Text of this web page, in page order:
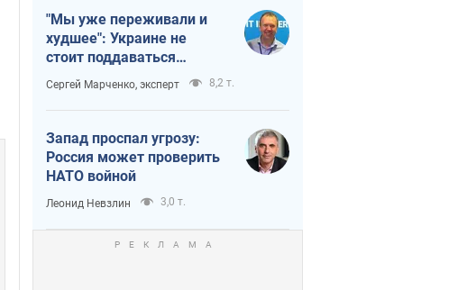
"Мы уже переживали и
худшее": Украине не
стоит поддаваться
отчаянию из-за
ракетного террора
Сергей Марченко, эксперт 8,2 т.
Запад проспал угрозу:
Россия может проверить
НАТО войной
Леонид Невзлин 3,0 т.